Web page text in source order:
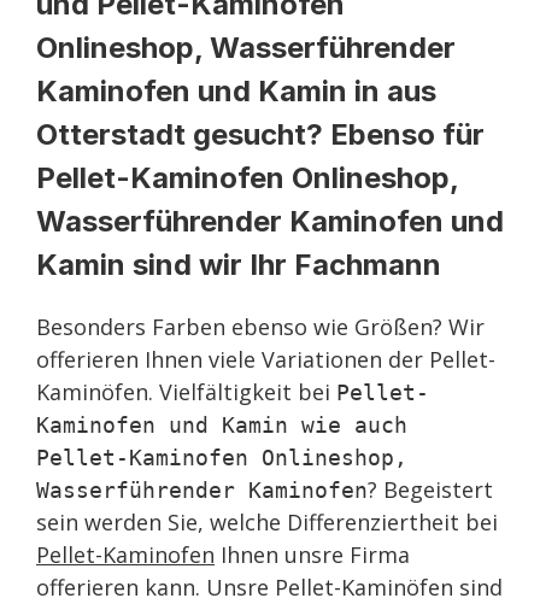
Onlineshop, Wasserführender
Kaminofen und Kamin in aus
Otterstadt gesucht? Ebenso für
Pellet-Kaminofen Onlineshop,
Wasserführender Kaminofen und
Kamin sind wir Ihr Fachmann
Besonders Farben ebenso wie Größen? Wir
offerieren Ihnen viele Variationen der Pellet-
Kaminöfen. Vielfältigkeit bei Pellet-
Kaminofen und Kamin wie auch
Pellet-Kaminofen Onlineshop,
Wasserführender Kaminofen? Begeistert
sein werden Sie, welche Differenziertheit bei
Pellet-Kaminofen Ihnen unsre Firma
offerieren kann. Unsre Pellet-Kaminöfen sind